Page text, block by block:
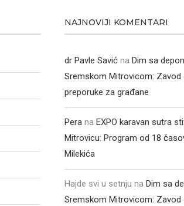
NAJNOVIJI KOMENTARI
dr Pavle Savić na Dim sa
Sremskom Mitrovicom: Zavod
preporuke za građane
Pera na EXPO karavan sutra
Mitrovicu: Program od 18
Milekića
Hajde svi u setnju na Dim sa
Sremskom Mitrovicom: Zavod